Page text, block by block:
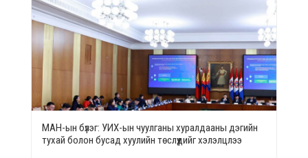
МАН-ын бүлэг: УИХ-ын чуулганы хуралдааны дэгийн
тухай болон бусад хуулийн төслүүдийг хэлэлцлээ